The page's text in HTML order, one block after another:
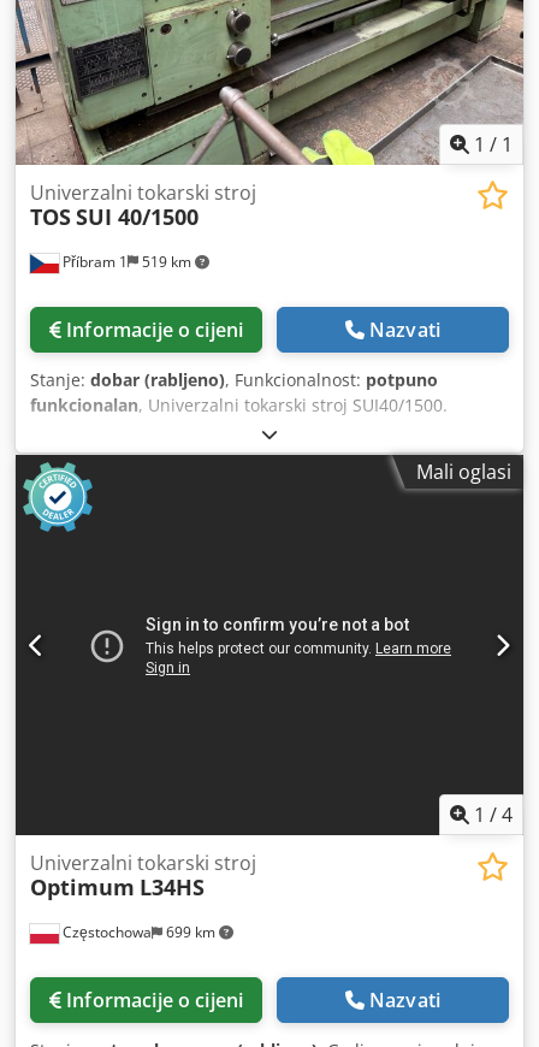
1 / 1
Příbram 1 519 km
Univerzalni tokarski stroj
TOSSUI 40/1500
Informacije o cijeni Nazvati
Stanje: dobar (rabljeno), Funkcionalnost: potpuno
funkcionalan, Univerzalni tokarski stroj SUI40/1500.
Mali oglasi
1 /4
Częstochowa 699 km
Univerzalni tokarski stroj
Optimum L34HS
Informacije o cijeni Nazvati